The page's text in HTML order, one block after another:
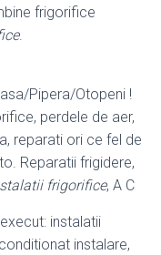
frigorifice
.
Pipera/Otopeni !
perdele de aer,
reparati ori ce fel de
. Reparatii frigidere,
frigorifice, A C
instalatii
instalare,